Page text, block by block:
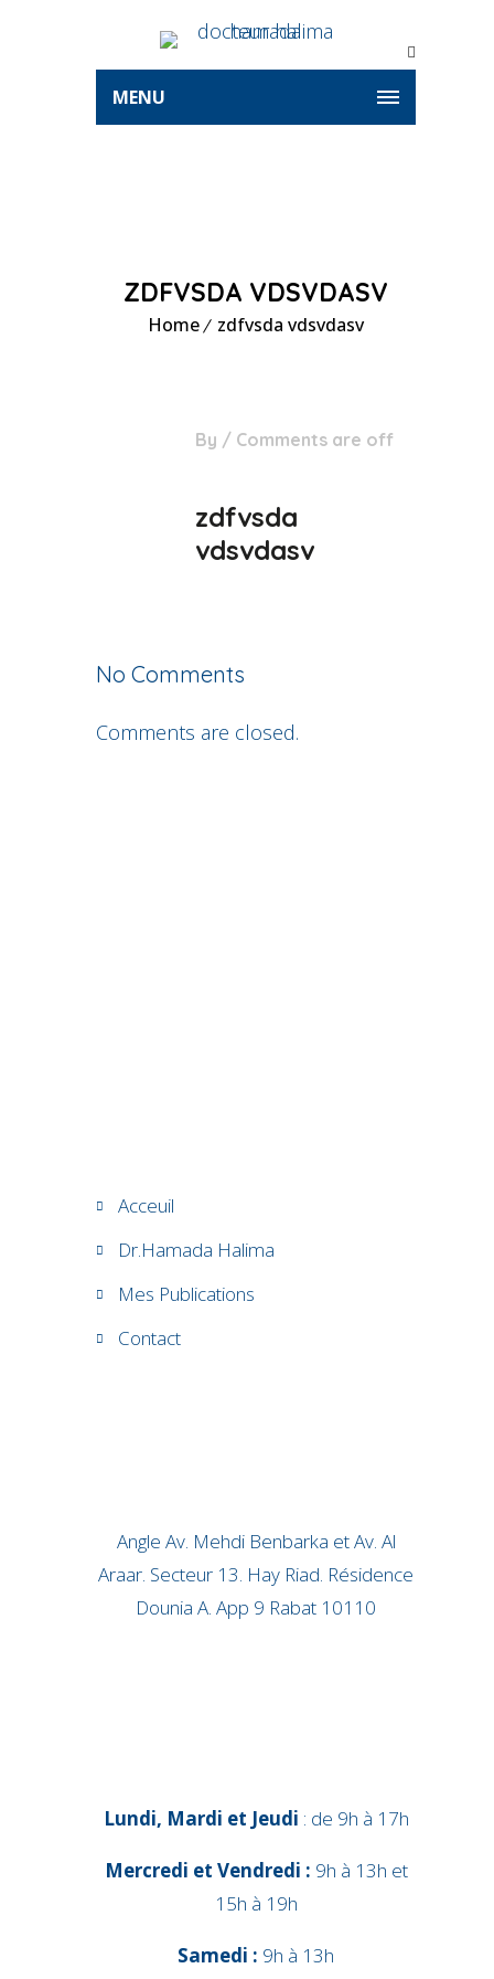
MENU
ZDFVSDA VDSVDASV
Home zdfvsda vdsvdasv
By / Comments are off
zdfvsda
vdsvdasv
No Comments
Comments are closed.
Acceuil
Dr.Hamada Halima
Mes Publications
Contact
Angle Av. Mehdi Benbarka et Av. Al
Araar. Secteur 13. Hay Riad. Résidence
Dounia A. App 9 Rabat 10110
Lundi, Mardi et Jeudi : de 9h à 17h
Mercredi et Vendredi : 9h à 13h et
15h à 19h
Samedi : 9h à 13h